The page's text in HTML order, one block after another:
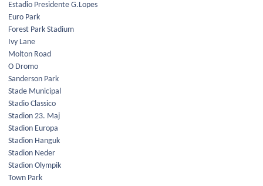
Estadio Presidente G.Lopes
Euro Park
Forest Park Stadium
Ivy Lane
Molton Road
O Dromo
Sanderson Park
Stade Municipal
Stadio Classico
Stadion 23. Maj
Stadion Europa
Stadion Hanguk
Stadion Neder
Stadion Olympik
Town Park